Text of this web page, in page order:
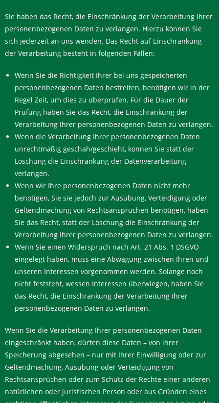
Sie haben das Recht, die Einschränkung der Verarbeitung Ihrer
personenbezogenen Daten zu verlangen. Hierzu können Sie
sich jederzeit an uns wenden. Das Recht auf Einschränkung
der Verarbeitung besteht in folgenden Fällen:
Wenn Sie die Richtigkeit Ihrer bei uns gespeicherten
personenbezogenen Daten bestreiten, benötigen wir in der
Regel Zeit, um dies zu überprüfen. Für die Dauer der
Prüfung haben Sie das Recht, die Einschränkung der
Verarbeitung Ihrer personenbezogenen Daten zu verlangen.
Wenn die Verarbeitung Ihrer personenbezogenen Daten
unrechtmäßig geschah/geschieht, können Sie statt der
Löschung die Einschränkung der Datenverarbeitung
verlangen.
Wenn wir Ihre personenbezogenen Daten nicht mehr
benötigen, Sie sie jedoch zur Ausübung, Verteidigung oder
Geltendmachung von Rechtsansprüchen benötigen, haben
Sie das Recht, statt der Löschung die Einschränkung der
Verarbeitung Ihrer personenbezogenen Daten zu verlangen.
Wenn Sie einen Widerspruch nach Art. 21 Abs. 1 DSGVO
eingelegt haben, muss eine Abwägung zwischen Ihren und
unseren Interessen vorgenommen werden. Solange noch
nicht feststeht, wessen Interessen überwiegen, haben Sie
das Recht, die Einschränkung der Verarbeitung Ihrer
personenbezogenen Daten zu verlangen.
Wenn Sie die Verarbeitung Ihrer personenbezogenen Daten
eingeschränkt haben, dürfen diese Daten – von ihrer
Speicherung abgesehen – nur mit Ihrer Einwilligung oder zur
Geltendmachung, Ausübung oder Verteidigung von
Rechtsansprüchen oder zum Schutz der Rechte einer anderen
natürlichen oder juristischen Person oder aus Gründen eines